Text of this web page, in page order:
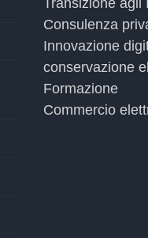
Transizione agli
Consulenza
Innovazione
conservazione
Formazione
Commercio